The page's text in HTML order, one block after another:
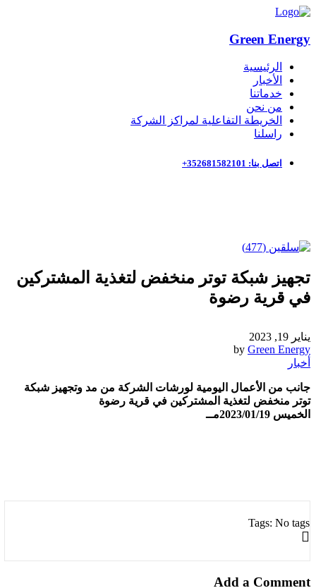
Green Energy
الرئيسية
الأخبار
خدماتنا
من نحن
الخريطة التفاعلية لمراكز الشركة
راسلنا
اتصل بنا: 352681582101+
تجهيز شبكة توتر منخفض لتغذية المشتركين
في قرية رضوة
يناير 19, 2023
by Green Energy
أخبار
جانب من الأعمال اليومية لورشات الشركة من مد وتجهيز شبكة
توتر منخفض لتغذية المشتركين في قرية رضوة
الخميس 2023/01/19مــ
Tags: No tags
Add a Comment